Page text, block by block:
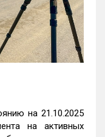
на 21.10.2025
на активных